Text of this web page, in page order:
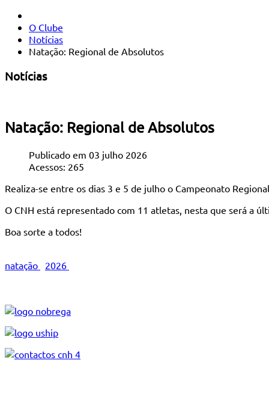
O Clube
Notícias
Natação: Regional de Absolutos
Notícias
Natação: Regional de Absolutos
Publicado em 03 julho 2026
Acessos: 265
Realiza-se entre os dias 3 e 5 de julho o Campeonato
O CNH está representado com 11 atletas, nesta que será a
Boa sorte a todos!
natação 2026